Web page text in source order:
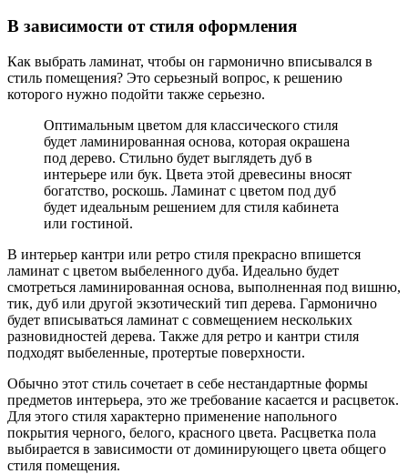
В зависимости от стиля оформления
Как выбрать ламинат, чтобы он гармонично вписывался в
стиль помещения? Это серьезный вопрос, к решению
которого нужно подойти также серьезно.
Оптимальным цветом для классического стиля
будет ламинированная основа, которая окрашена
под дерево. Стильно будет выглядеть дуб в
интерьере или бук. Цвета этой древесины вносят
богатство, роскошь. Ламинат с цветом под дуб
будет идеальным решением для стиля кабинета
или гостиной.
В интерьер кантри или ретро стиля прекрасно впишется
ламинат с цветом выбеленного дуба. Идеально будет
смотреться ламинированная основа, выполненная под вишню,
тик, дуб или другой экзотический тип дерева. Гармонично
будет вписываться ламинат с совмещением нескольких
разновидностей дерева. Также для ретро и кантри стиля
подходят выбеленные, протертые поверхности.
Обычно этот стиль сочетает в себе нестандартные формы
предметов интерьера, это же требование касается и расцветок.
Для этого стиля характерно применение напольного
покрытия черного, белого, красного цвета. Расцветка пола
выбирается в зависимости от доминирующего цвета общего
стиля помещения.